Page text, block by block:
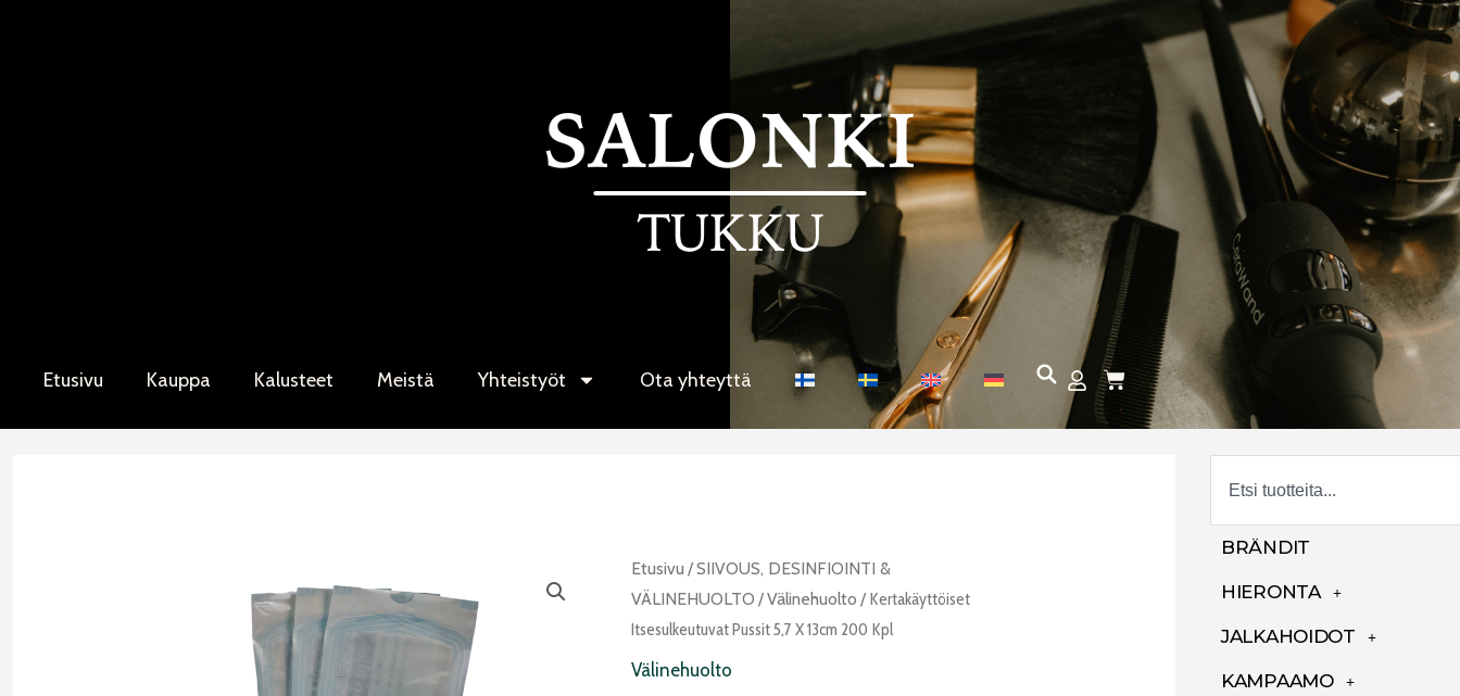
Etusivu Kauppa Kalusteet Meistä Yhteistyöt Ota yhteyttä Cart
Etusivu /SIIVOUS, DESINFIOINTI &
VÄLINEHUOLTO /Välinehuolto / Kertakäyttöiset
Itsesulkeutuvat Pussit 5,7 X 13cm 200 Kpl
Välinehuolto
Kertakäyttöiset
itsesulkeutuvat
pussit
5,7
BRÄNDIT
HIERONTA
JALKAHOIDOT
KAMPAAMO